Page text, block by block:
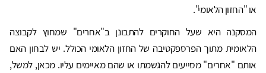
או "החזון הלאומי".
המסקנה היא שעל החוקרים להתבונן ב"אחרים" שמחוץ לקבוצה
הלאומית מתוך הפרספקטיבה של החזון הלאומי הכולל. יש לבחון האם
אותם "אחרים" מסייעים להגשמתו או שהם מאיימים עליו. מכאן, למשל,